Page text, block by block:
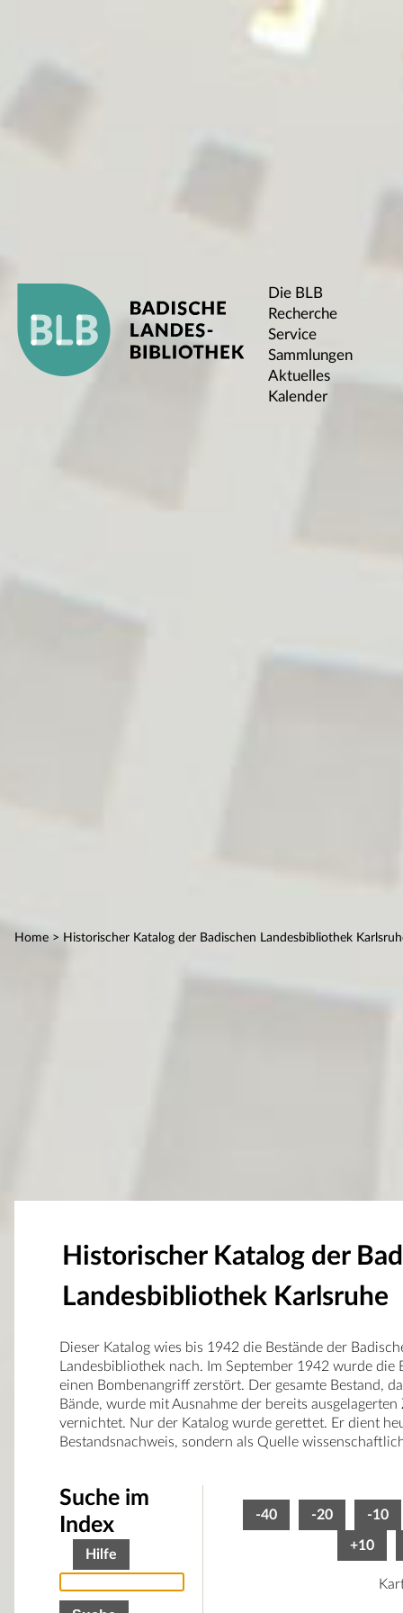
Die BLB
Recherche
Service
Sammlungen
Aktuelles
Kalender
Home > Historischer Katalog der Badischen Landesbibliothek
Historischer Katalog der
Landesbibliothek Karlsruhe
Dieser Katalog wies bis 1942 die Bestände der
Landesbibliothek nach. Im September 1942 wurde
einen Bombenangriff zerstört. Der gesamte Bestand,
Bände, wurde mit Ausnahme der bereits ausgelagerten
vernichtet. Nur der Katalog wurde gerettet. Er dient
Bestandsnachweis, sondern als Quelle
-40 -20 -10
+10
Suche im
Index
Hilfe